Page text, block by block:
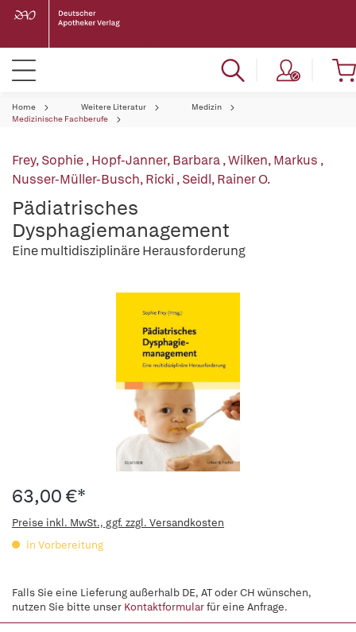
Home Weitere Literatur
Medizin
Medizinische Fachberufe
Frey, Sophie,Hopf-Janner, Barbara,Wilken, Markus ,
Nusser-Müller-Busch, Ricki,Seidl, Rainer O.
Pädiatrisches
Dysphagiemanagement
Eine multidisziplinäre Herausforderung
63,00 €*
Preise inkl. MwSt., ggf. zzgl. Versandkosten
in Vorbereitung
Falls Sie eine Lieferung außerhalb DE, AT oder CH wünschen,
nutzen Sie bitte unser Kontaktformularfür eine Anfrage.